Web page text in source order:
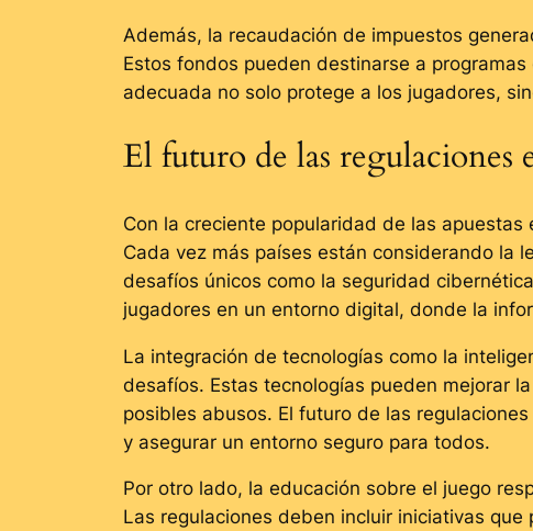
Además, la recaudación de impuestos
Estos fondos pueden destinarse a
adecuada no solo protege a los jugadores,
El futuro de las regulaciones
Con la creciente popularidad de las
Cada vez más países están considerando la
desafíos únicos como la seguridad
jugadores en un entorno digital, donde la
La integración de tecnologías como la
desafíos. Estas tecnologías pueden mejorar
posibles abusos. El futuro de las
y asegurar un entorno seguro para todos.
Por otro lado, la educación sobre el juego
Las regulaciones deben incluir iniciativas